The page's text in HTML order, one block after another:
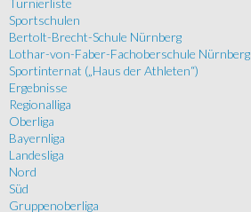
Turnierliste
Sportschulen
Bertolt-Brecht-Schule Nürnberg
Lothar-von-Faber-Fachoberschule Nürnberg
Sportinternat („Haus der Athleten“)
Ergebnisse
Regionalliga
Oberliga
Bayernliga
Landesliga
Nord
Süd
Gruppenoberliga